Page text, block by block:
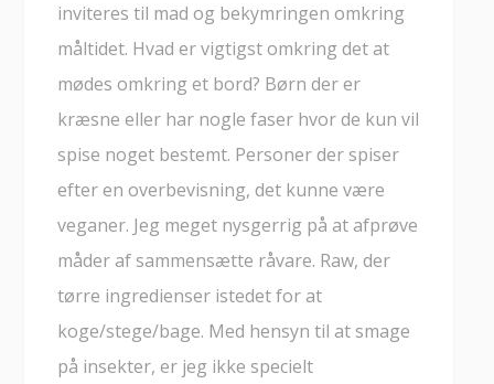
inviteres til mad og bekymringen omkring
måltidet. Hvad er vigtigst omkring det at
mødes omkring et bord? Børn der er
kræsne eller har nogle faser hvor de kun vil
spise noget bestemt. Personer der spiser
efter en overbevisning, det kunne være
veganer. Jeg meget nysgerrig på at afprøve
måder af sammensætte råvare. Raw, der
tørre ingredienser istedet for at
koge/stege/bage. Med hensyn til at smage
på insekter, er jeg ikke specielt